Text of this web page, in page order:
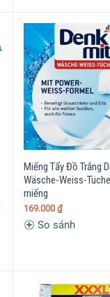
Miếng Tẩy Đồ Trắng
Wäsche-Weiss-
miếng
169.000 ₫
So sánh